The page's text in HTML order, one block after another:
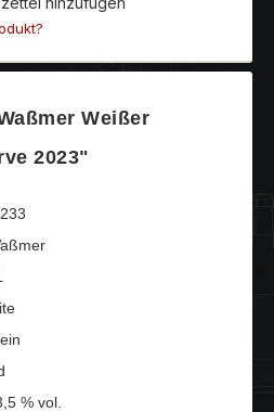
Weißer
2023"
% vol.